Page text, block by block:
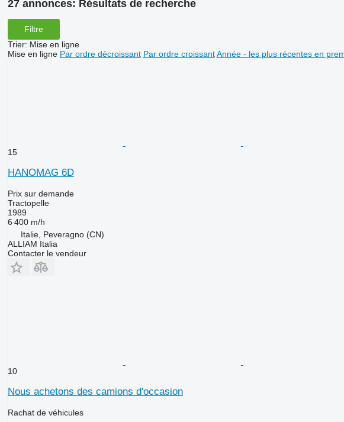
27 annonces: Résultats de recherche
Filtre
Trier: Mise en ligne
Mise en ligne Par ordre décroissant Par ordre croissant Année - les plus récentes en
15
HANOMAG 6D
Prix sur demande
Tractopelle
1989
6 400 m/h
Italie, Peveragno (CN)
ALLIAM Italia
Contacter le vendeur
10
Nous achetons des camions d'occasion
Rachat de véhicules